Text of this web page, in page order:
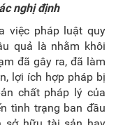
nghị định
việc pháp luật quy
quả là nhằm khôi
đã gây ra, đã làm
lợi ích hợp pháp bị
chất pháp lý của
tình trạng ban đầu